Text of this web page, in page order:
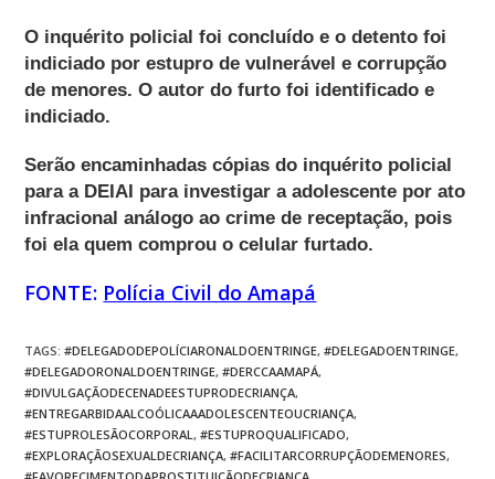
O inquérito policial foi concluído e o detento foi
indiciado por estupro de vulnerável e corrupção
de menores. O autor do furto foi identificado e
indiciado.
Serão encaminhadas cópias do inquérito policial
para a DEIAI para investigar a adolescente por ato
infracional análogo ao crime de receptação, pois
foi ela quem comprou o celular furtado.
FONTE: Polícia Civil do Amapá
TAGS:#DELEGADODEPOLÍCIARONALDOENTRINGE, #DELEGADOENTRINGE,
#DELEGADORONALDOENTRINGE, #DERCCAAMAPÁ,
#DIVULGAÇÃODECENADEESTUPRODECRIANÇA,
#ENTREGARBIDAALCOÓLICAAADOLESCENTEOUCRIANÇA,
#ESTUPROLESÃOCORPORAL , #ESTUPROQUALIFICADO,
#EXPLORAÇÃOSEXUALDECRIANÇA, #FACILITARCORRUPÇÃODEMENORES,